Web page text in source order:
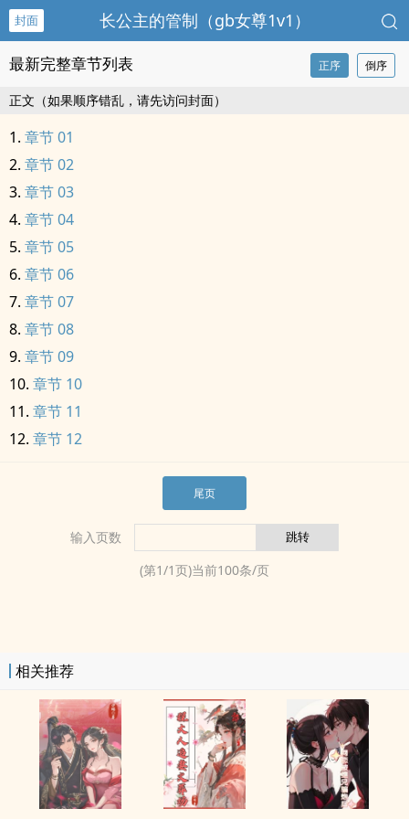
封面 长公主的管制（gb女尊‎‍1‎v‎‎‌1‍‎‎）
最新完整章节列表 正序 倒序
正文（如果顺序错乱，请先访问封面）
章节 01
章节 02
章节 03
章节 04
章节 05
章节 06
章节 07
章节 08
章节 09
章节 10
章节 11
章节 12
尾页
输入页数
(第1/1页)当前100条/页
相关推荐